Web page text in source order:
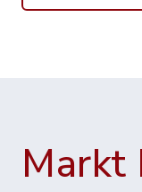
Markt